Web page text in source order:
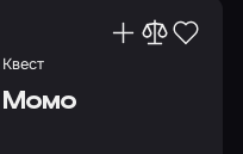
Квест
Момо